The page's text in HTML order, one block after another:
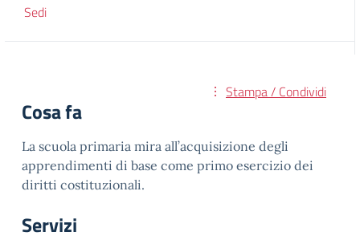
Sedi
Stampa / Condividi
Cosa fa
La scuola primaria mira all’acquisizione degli
apprendimenti di base come primo esercizio dei
diritti costituzionali.
Servizi